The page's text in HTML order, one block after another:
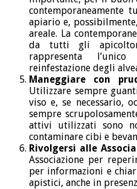
contemporaneamente
apiario e,
areale. La
da tutti gli
rappresenta
reinfestazione degli
Maneggiare con
Utilizzare sempre
viso e, se necessario,
sempre
attivi utilizzati sono
contaminare cibi e
Rivolgersi alle
Associazione per
per informazioni e
apistici, anche in